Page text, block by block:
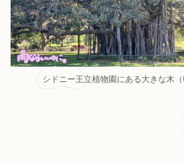
シドニー王立植物園にある大きな木（